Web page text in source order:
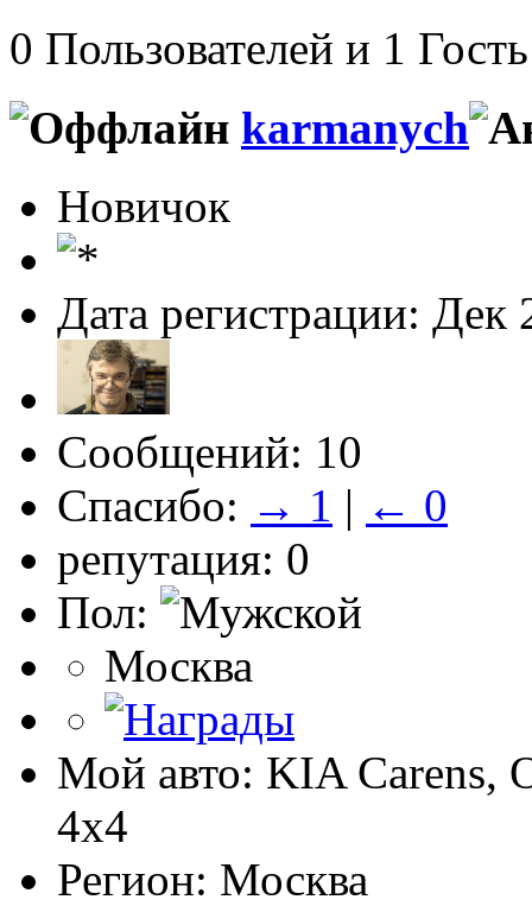
0 Пользователей и 1
karmanych
Новичок
Дата регистрации: Дек
Сообщений: 10
Спасибо: → 1 | ← 0
репутация: 0
Пол:
Москва
Мой авто: KIA Carens,
4х4
Регион: Москва